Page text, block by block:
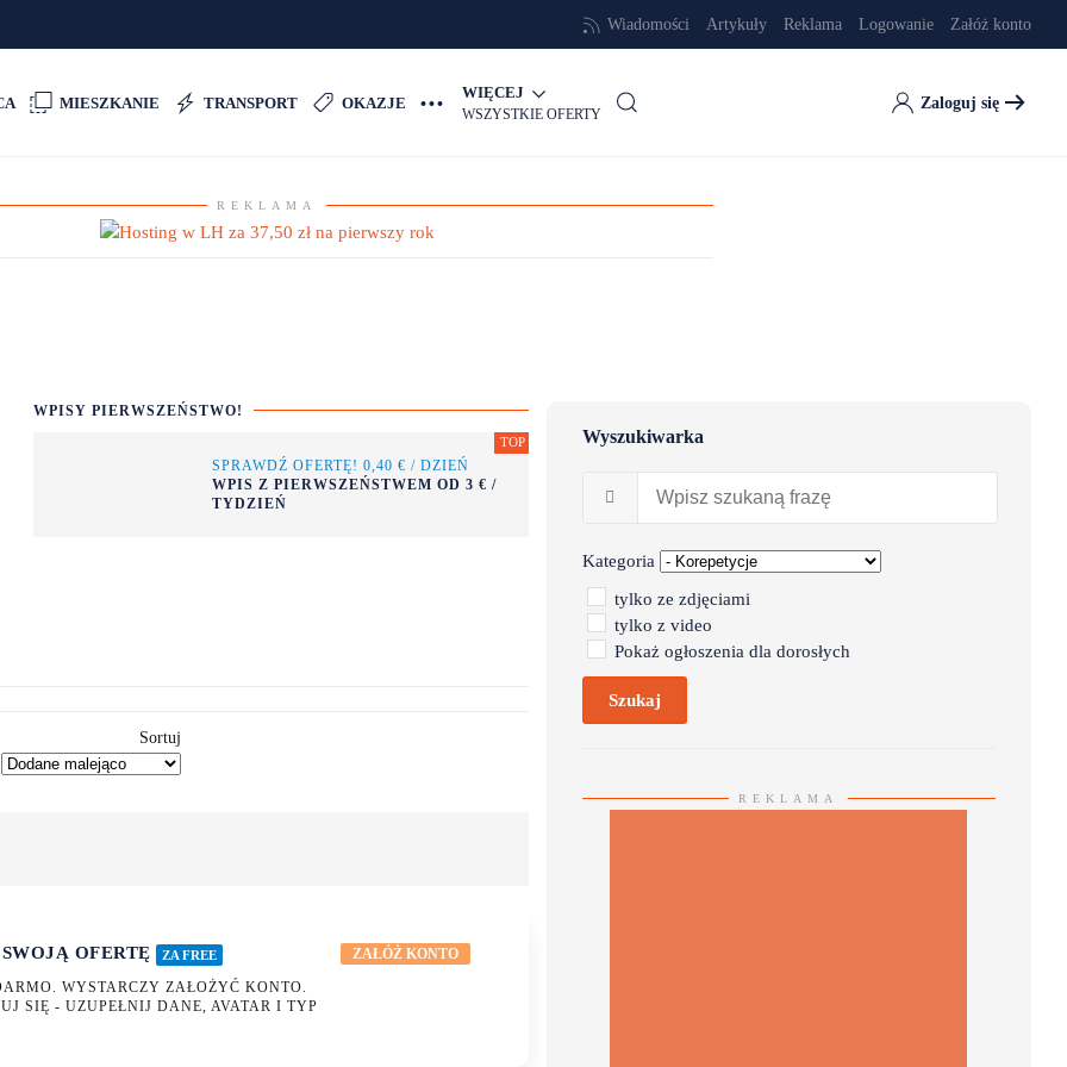
Wiadomości Artykuły Reklama Logowanie Załóż konto
MIESZKANIE TRANSPORT OKAZJE
WIĘCEJ
WSZYSTKIE OFERTY
Zaloguj się
REKLAMA
OKAZJE
ZAŁÓŻ SWÓJ SKLEP Z
KOSZULKAMI Z NADRUKIEM
ZA TYDZIEŃ
WPISY PIERWSZEŃSTWO!
SPRAWDŹ OFERTĘ! 0,40 € / DZIEŃ
WPIS Z PIERWSZEŃSTWEM OD 3 € /
TYDZIEŃ
Sortuj
OFERTĘ ZA FREE
WYSTARCZY ZAŁOŻYĆ KONTO.
SIĘ - UZUPEŁNIJ DANE, AVATAR I TYP
ZAŁÓŻ KONTO
Wyszukiwarka
Kategoria
tylko ze zdjęciami
tylko z video
Pokaż ogłoszenia dla dorosłych
Szukaj
REKLAMA